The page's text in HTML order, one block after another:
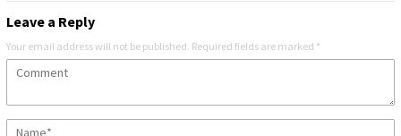
Leave a Reply
Your email address will not be published. Required fields are marked *